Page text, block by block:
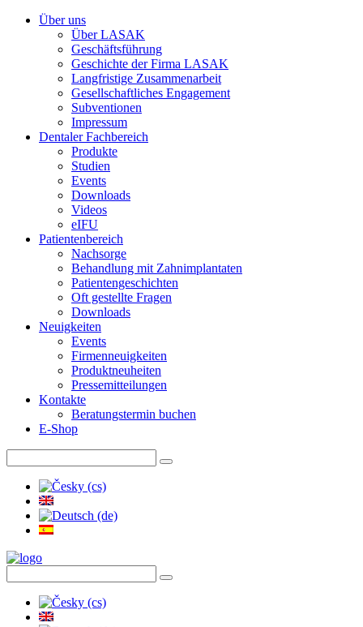
Über uns
Über LASAK
Geschäftsführung
Geschichte der Firma LASAK
Langfristige Zusammenarbeit
Gesellschaftliches Engagement
Subventionen
Impressum
Dentaler Fachbereich
Produkte
Studien
Events
Downloads
Videos
eIFU
Patientenbereich
Nachsorge
Behandlung mit Zahnimplantaten
Patientengeschichten
Oft gestellte Fragen
Downloads
Neuigkeiten
Events
Firmenneuigkeiten
Produktneuheiten
Pressemitteilungen
Kontakte
Beratungstermin buchen
E-Shop